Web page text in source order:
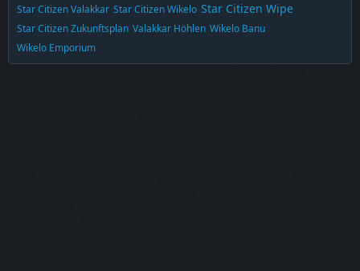
Star Citizen Valakkar Star Citizen Wikelo Star Citizen Wipe
Star Citizen Zukunftsplan Valakkar Höhlen Wikelo Banu
Wikelo Emporium